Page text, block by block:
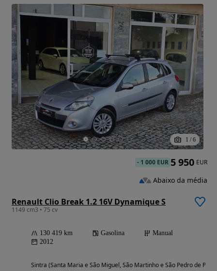
1 / 6
Renault Clio Break 1.2 16V Dynamique S
1149 cm3 • 75 cv
130 419 km Gasolina
Manual
2012
Sintra (Santa Maria e São Miguel, São Martinho e São Pedro de
- 1 000 EUR 5 950 EUR
Abaixo da média